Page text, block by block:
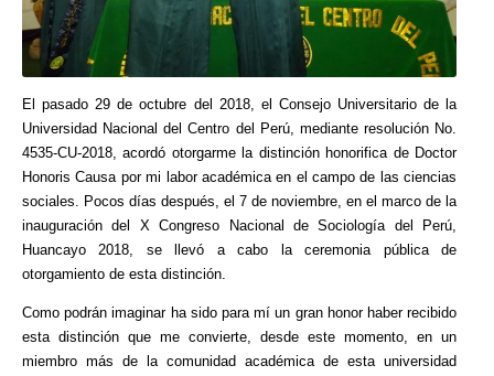
El pasado 29 de octubre del 2018, el Consejo Universitario de la
Universidad Nacional del Centro del Perú, mediante resolución No.
4535-CU-2018, acordó otorgarme la distinción honorifica de Doctor
Honoris Causa por mi labor académica en el campo de las ciencias
sociales. Pocos días después, el 7 de noviembre, en el marco de la
inauguración del X Congreso Nacional de Sociología del Perú,
Huancayo 2018, se llevó a cabo la ceremonia pública de
otorgamiento de esta distinción.
Como podrán imaginar ha sido para mí un gran honor haber recibido
esta distinción que me convierte, desde este momento, en un
miembro más de la comunidad académica de esta universidad